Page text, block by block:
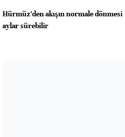
Hürmüz’den akışın normale dönmesi
aylar sürebilir